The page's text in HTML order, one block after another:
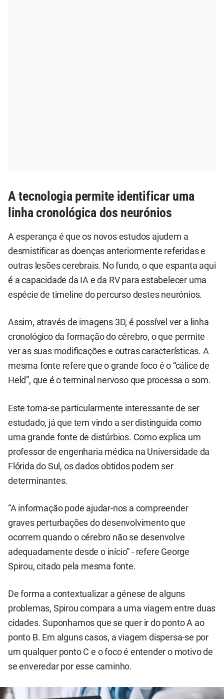
A tecnologia permite identificar uma
linha cronológica dos neurónios
A esperança é que os novos estudos ajudem a
desmistificar as doenças anteriormente referidas e
outras lesões cerebrais. No fundo, o que espanta aqui
é a capacidade da IA e da RV para estabelecer uma
espécie de timeline do percurso destes neurónios.
Assim, através de imagens 3D, é possível ver a linha
cronológico da formação do cérebro, o que permite
ver as suas modificações e outras características. A
mesma fonte refere que o grande foco é o “cálice de
Held”, que é o terminal nervoso que processa o som.
Este torna-se particularmente interessante de ser
estudado, já que tem vindo a ser distinguida como
uma grande fonte de distúrbios. Como explica um
professor de engenharia médica na Universidade da
Flórida do Sul, os dados obtidos podem ser
determinantes.
“A informação pode ajudar-nos a compreender
graves perturbações do desenvolvimento que
ocorrem quando o cérebro não se desenvolve
adequadamente desde o início” - refere George
Spirou, citado pela mesma fonte.
De forma a contextualizar a génese de alguns
problemas, Spirou compara a uma viagem entre duas
cidades. Suponhamos que se quer ir do ponto A ao
ponto B. Em alguns casos, a viagem dispersa-se por
um qualquer ponto C e o foco é entender o motivo de
se enveredar por esse caminho.